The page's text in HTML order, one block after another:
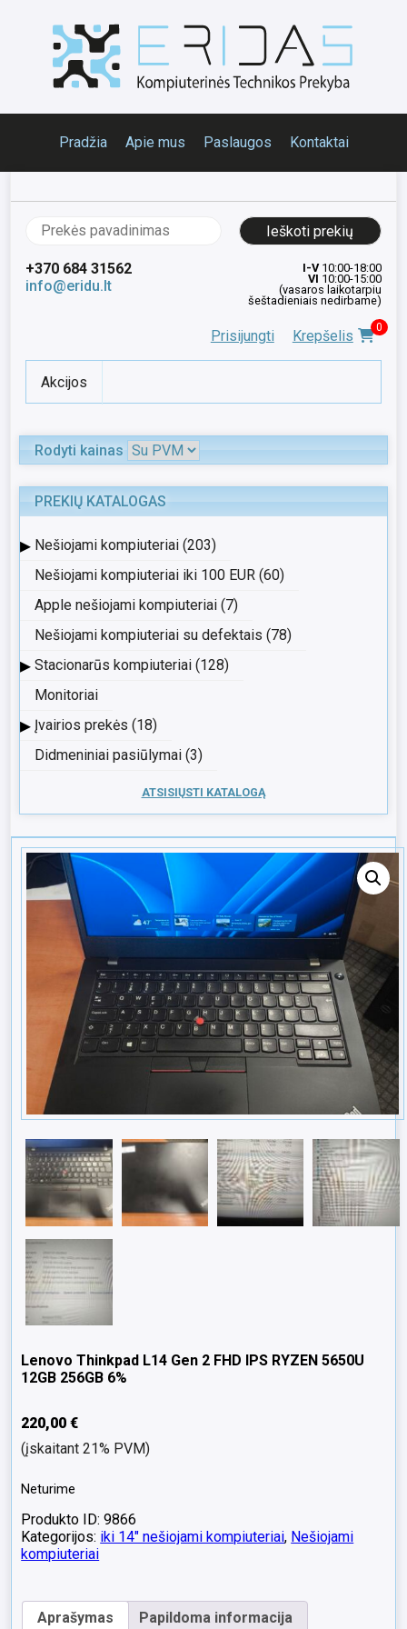
Pradžia Apie mus Paslaugos Kontaktai
Ieškoti:
+370 684 31562
info@eridu.lt
I-V10:00-18:00
VI 10:00-15:00
(vasaros laikotarpiu
šeštadieniais nedirbame)
Prisijungti Krepšelis 0
Akcijos
Rodyti kainas
PREKIŲ KATALOGAS
▸ Nešiojami kompiuteriai (203)
Nešiojami kompiuteriai iki 100 EUR (60)
Apple nešiojami kompiuteriai (7)
Nešiojami kompiuteriai su defektais (78)
▸ Stacionarūs kompiuteriai (128)
Monitoriai
▸ Įvairios prekės (18)
Didmeniniai pasiūlymai (3)
ATSISIŲSTI KATALOGĄ
Lenovo Thinkpad L14 Gen 2 FHD IPS RYZEN 5650U
12GB 256GB 6%
220,00€
(įskaitant 21% PVM)
Neturime
Produkto ID: 9866
Kategorijos: iki 14" nešiojami kompiuteriai, Nešiojami
kompiuteriai
Aprašymas Papildoma informacija